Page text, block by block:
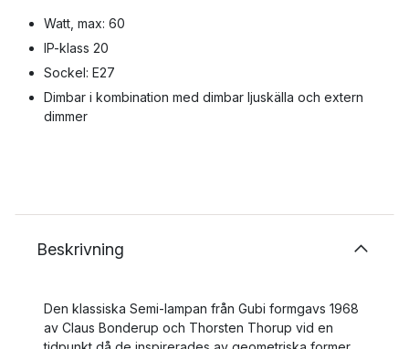
Watt, max: 60
IP-klass 20
Sockel: E27
Dimbar i kombination med dimbar ljuskälla och extern
dimmer
Beskrivning
Den klassiska Semi-lampan från Gubi formgavs 1968
av Claus Bonderup och Thorsten Thorup vid en